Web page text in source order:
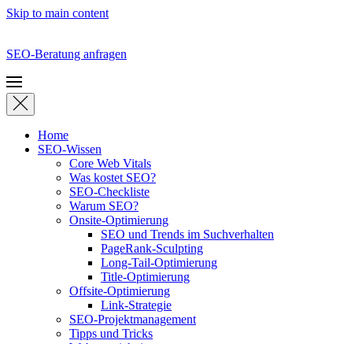
Skip to main content
SEO-Beratung anfragen
Home
SEO-Wissen
Core Web Vitals
Was kostet SEO?
SEO-Checkliste
Warum SEO?
Onsite-Optimierung
SEO und Trends im Suchverhalten
PageRank-Sculpting
Long-Tail-Optimierung
Title-Optimierung
Offsite-Optimierung
Link-Strategie
SEO-Projektmanagement
Tipps und Tricks